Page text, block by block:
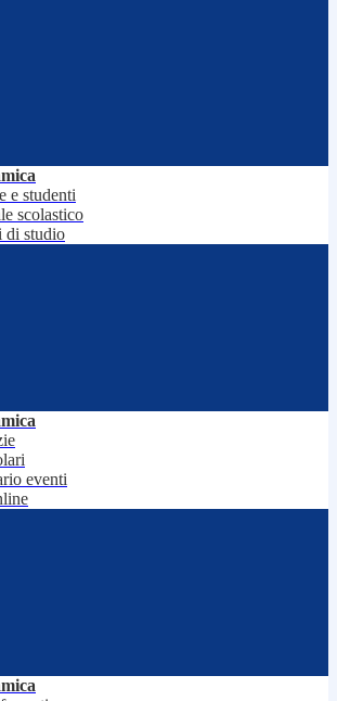
e studenti
scolastico
di studio
eventi